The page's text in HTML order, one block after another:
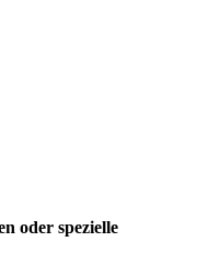
oder spezielle